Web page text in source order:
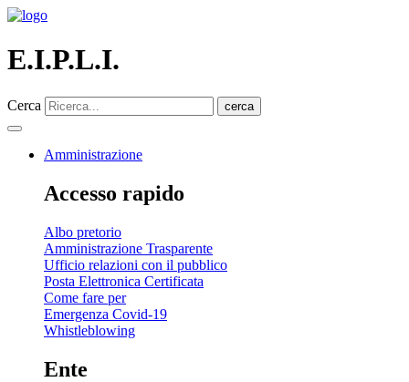
E.I.P.L.I.
Cerca cerca
Amministrazione
Accesso rapido
Albo pretorio
Amministrazione Trasparente
Ufficio relazioni con il pubblico
Posta Elettronica Certificata
Come fare per
Emergenza Covid-19
Whistleblowing
Ente